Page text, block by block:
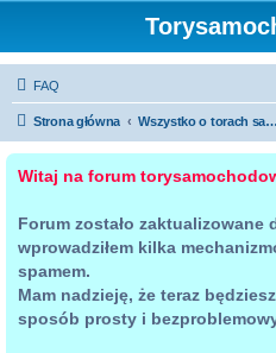
FAQ
Strona główna Wszystko o torach samochodowych
Witaj na forum
Forum zostało
wprowadziłem kilka
spamem.
Mam nadzieję, że teraz
sposób prosty i